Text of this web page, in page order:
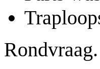
Rondvraag.